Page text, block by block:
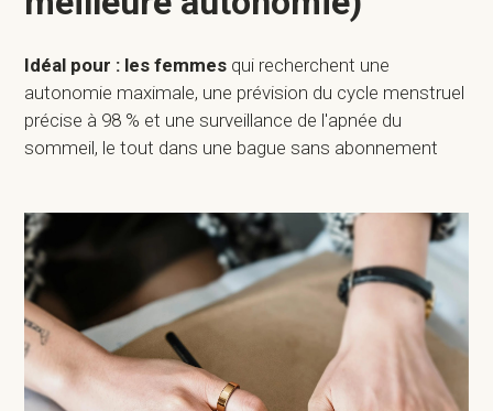
Idéal pour : les femmes qui recherchent une
autonomie maximale, une prévision du cycle menstruel
précise à 98 % et une surveillance de l'apnée du
sommeil, le tout dans une bague sans abonnement